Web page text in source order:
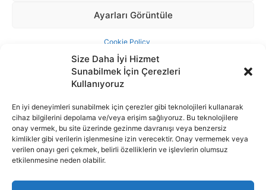
Size Daha İyi Hizmet
Sunabilmek İçin Çerezleri
Kullanıyoruz
En iyi deneyimleri sunabilmek için çerezler gibi teknolojileri kullanarak
cihaz bilgilerini depolama ve/veya erişim sağlıyoruz. Bu teknolojilere
onay vermek, bu site üzerinde gezinme davranışı veya benzersiz
kimlikler gibi verilerin işlenmesine izin verecektir. Onay vermemek veya
verilen onayı geri çekmek, belirli özelliklerin ve işlevlerin olumsuz
etkilenmesine neden olabilir.
İnternet portalımızda yer alan tüm haber metini, resim ve benzeri
içeriğin hakları Sigortamedya Yayıncılık A.Ş.'ye aittir. Hiçbir şekilde
basılı ya da elektronik bir ortamda, kaynak gösterilse bile izin
alınmadan kullanılamaz.